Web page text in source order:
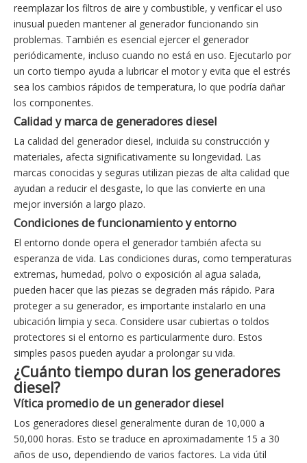
reemplazar los filtros de aire y combustible, y verificar el uso
inusual pueden mantener al generador funcionando sin
problemas. También es esencial ejercer el generador
periódicamente, incluso cuando no está en uso. Ejecutarlo por
un corto tiempo ayuda a lubricar el motor y evita que el estrés
sea los cambios rápidos de temperatura, lo que podría dañar
los componentes.
Calidad y marca de generadores diesel
La calidad del generador diesel, incluida su construcción y
materiales, afecta significativamente su longevidad. Las
marcas conocidas y seguras utilizan piezas de alta calidad que
ayudan a reducir el desgaste, lo que las convierte en una
mejor inversión a largo plazo.
Condiciones de funcionamiento y entorno
El entorno donde opera el generador también afecta su
esperanza de vida. Las condiciones duras, como temperaturas
extremas, humedad, polvo o exposición al agua salada,
pueden hacer que las piezas se degraden más rápido. Para
proteger a su generador, es importante instalarlo en una
ubicación limpia y seca. Considere usar cubiertas o toldos
protectores si el entorno es particularmente duro. Estos
simples pasos pueden ayudar a prolongar su vida.
¿Cuánto tiempo duran los generadores
diesel?
Vítica promedio de un generador diesel
Los generadores diesel generalmente duran de 10,000 a
50,000 horas. Esto se traduce en aproximadamente 15 a 30
años de uso, dependiendo de varios factores. La vida útil